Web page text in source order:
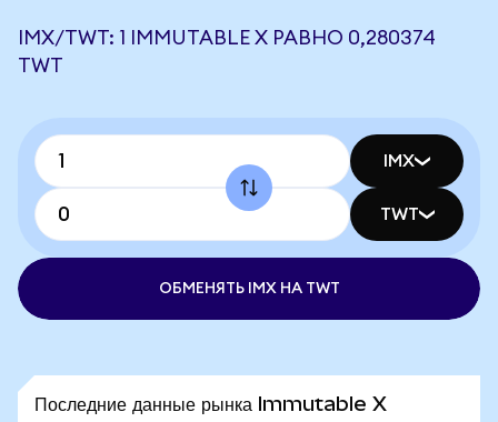
IMX/TWT: 1 IMMUTABLE X РАВНО 0,280374
TWT
IMX
TWT
ОБМЕНЯТЬ IMX НА TWT
Последние данные рынка Immutable X